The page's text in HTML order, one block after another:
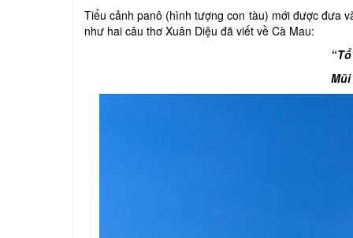
Tiểu cảnh panô (hình tượng con tàu) mới được đưa
như hai câu thơ Xuân Diệu đã viết về Cà Mau:
“